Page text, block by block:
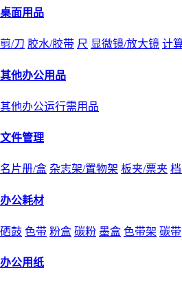
桌面用品
剪/刀 胶水/胶带 尺 显微镜/放大镜 计
其他办公用品
其他办公运行需用品
文件管理
名片册/盒 杂志架/置物架 板夹/票夹
办公耗材
硒鼓 色带 粉盒 碳粉 墨盒 色带架 碳带
办公用纸